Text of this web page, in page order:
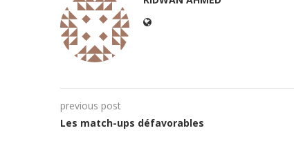
previous post
Les match-ups défavorables